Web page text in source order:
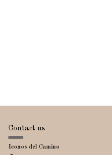
Contact us
Iconos del Camino